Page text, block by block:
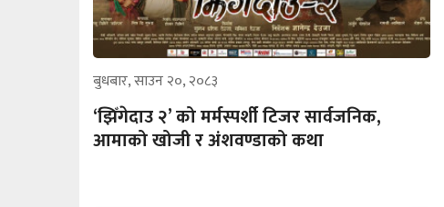
बुधबार, साउन २०, २०८३
‘झिँगेदाउ २’ को मर्मस्पर्शी टिजर सार्वजनिक,
आमाको खोजी र अंशवण्डाको कथा